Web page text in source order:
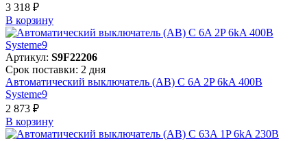
3 318 ₽
В корзинy
Артикул: S9F22206
Срок поставки: 2 дня
Автоматический выключатель (АВ) C 6A 2P 6kA 400В
Systeme9
2 873 ₽
В корзинy